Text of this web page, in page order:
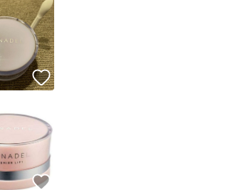
いいね！